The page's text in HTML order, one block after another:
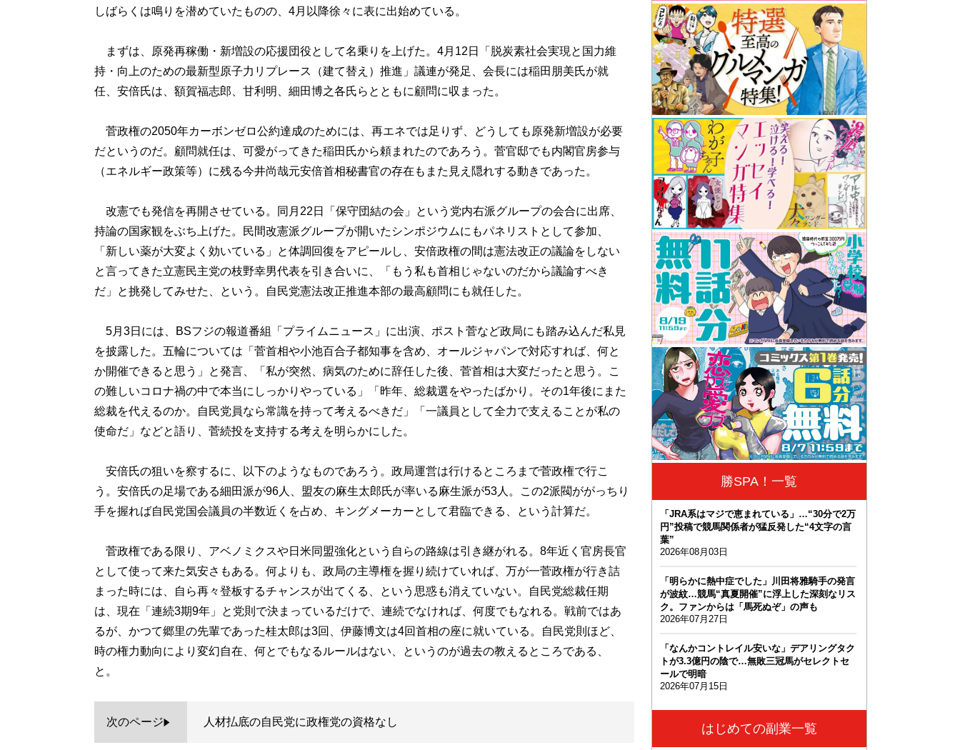
しばらくは鳴りを潜めていたものの、4月以降徐々に表に出始めている。
まずは、原発再稼働・新増設の応援団役として名乗りを上げた。4月12日「脱炭素社会実現と国力維
持・向上のための最新型原子力リプレース（建て替え）推進」議連が発足、会長には稲田朋美氏が就
任、安倍氏は、額賀福志郎、甘利明、細田博之各氏らとともに顧問に収まった。
菅政権の2050年カーボンゼロ公約達成のためには、再エネでは足りず、どうしても原発新増設が必要
だというのだ。顧問就任は、可愛がってきた稲田氏から頼まれたのであろう。菅官邸でも内閣官房参与
（エネルギー政策等）に残る今井尚哉元安倍首相秘書官の存在もまた見え隠れする動きであった。
改憲でも発信を再開させている。同月22日「保守団結の会」という党内右派グループの会合に出席、
持論の国家観をぶち上げた。民間改憲派グループが開いたシンポジウムにもパネリストとして参加、
「新しい薬が大変よく効いている」と体調回復をアピールし、安倍政権の間は憲法改正の議論をしない
と言ってきた立憲民主党の枝野幸男代表を引き合いに、「もう私も首相じゃないのだから議論すべき
だ」と挑発してみせた、という。自民党憲法改正推進本部の最高顧問にも就任した。
5月3日には、BSフジの報道番組「プライムニュース」に出演、ポスト菅など政局にも踏み込んだ私見
を披露した。五輪については「菅首相や小池百合子都知事を含め、オールジャパンで対応すれば、何と
か開催できると思う」と発言、「私が突然、病気のために辞任した後、菅首相は大変だったと思う。こ
の難しいコロナ禍の中で本当にしっかりやっている」「昨年、総裁選をやったばかり。その1年後にまた
総裁を代えるのか。自民党員なら常識を持って考えるべきだ」「一議員として全力で支えることが私の
使命だ」などと語り、菅続投を支持する考えを明らかにした。
安倍氏の狙いを察するに、以下のようなものであろう。政局運営は行けるところまで菅政権で行こ
う。安倍氏の足場である細田派が96人、盟友の麻生太郎氏が率いる麻生派が53人。この2派閥ががっちり
手を握れば自民党国会議員の半数近くを占め、キングメーカーとして君臨できる、という計算だ。
菅政権である限り、アベノミクスや日米同盟強化という自らの路線は引き継がれる。8年近く官房長官
として使って来た気安さもある。何よりも、政局の主導権を握り続けていれば、万が一菅政権が行き詰
まった時には、自ら再々登板するチャンスが出てくる、という思惑も消えていない。自民党総裁任期
は、現在「連続3期9年」と党則で決まっているだけで、連続でなければ、何度でもなれる。戦前ではあ
るが、かつて郷里の先輩であった桂太郎は3回、伊藤博文は4回首相の座に就いている。自民党則ほど、
時の権力動向により変幻自在、何とでもなるルールはない、というのが過去の教えるところである、
と。
次のページ 人材払底の自民党に政権党の資格なし
勝SPA！一覧
「JRA系はマジで恵まれている」…“30分で2万
円”投稿で競馬関係者が猛反発した“4文字の言
葉”
2026年08月03日
「明らかに熱中症でした」川田将雅騎手の発言
が波紋…競馬“真夏開催”に浮上した深刻なリス
ク。ファンからは「馬死ぬぞ」の声も
2026年07月27日
「なんかコントレイル安いな」デアリングタク
トが3.3億円の陰で…無敗三冠馬がセレクトセ
ールで明暗
2026年07月15日
はじめての副業一覧